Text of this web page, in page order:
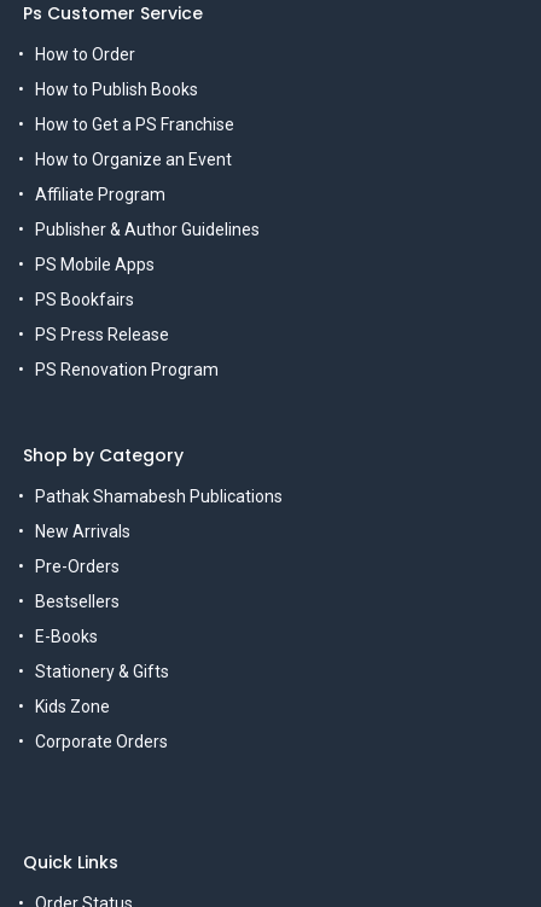
Ps Customer Service
How to Order
How to Publish Books
How to Get a PS Franchise
How to Organize an Event
Affiliate Program
Publisher & Author Guidelines
PS Mobile Apps
PS Bookfairs
PS Press Release
PS Renovation Program
Shop by Category
Pathak Shamabesh Publications
New Arrivals
Pre-Orders
Bestsellers
E-Books
Stationery & Gifts
Kids Zone
Corporate Orders
Quick Links